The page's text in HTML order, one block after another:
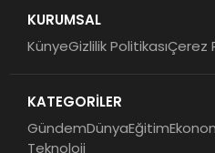
KURUMSAL
KünyeGizlilik PolitikasıÇerez
KATEGORİLER
GündemDünyaEğitim
Teknoloji